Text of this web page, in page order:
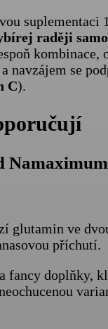
suplementaci
raději
kombinace,
navzájem se
C).
Namaximum
glutamin ve
příchutí.
fancy doplňky,